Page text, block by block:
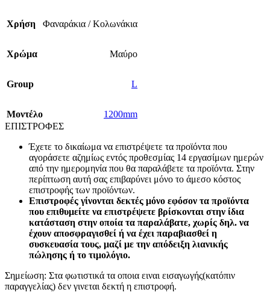
Χρήση Φαναράκια / Κολωνάκια
Χρώμα Μαύρο
Group L
Mοντέλο
1200mm
ΕΠΙΣΤΡΟΦΕΣ
Έχετε το δικαίωμα να επιστρέψετε τα προϊόντα που
αγοράσετε αζημίως εντός προθεσμίας 14 εργασίμων ημερών
από την ημερομηνία που θα παραλάβετε τα προϊόντα. Στην
περίπτωση αυτή σας επιβαρύνει μόνο το άμεσο κόστος
επιστροφής των προϊόντων.
Επιστροφές γίνονται δεκτές μόνο εφόσον τα προϊόντα
που επιθυμείτε να επιστρέψετε βρίσκονται στην ίδια
κατάσταση στην οποία τα παραλάβατε, χωρίς δηλ. να
έχουν αποσφραγισθεί ή να έχει παραβιασθεί η
συσκευασία τους, μαζί με την απόδειξη λιανικής
πώλησης ή το τιμολόγιο.
Σημείωση: Στα φωτιστικά τα οποια ειναι εισαγωγής(κατόπιν
παραγγελίας) δεν γινεται δεκτή η επιστροφή.